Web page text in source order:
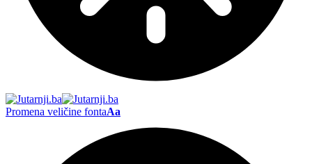
Promena veličine fontaAa